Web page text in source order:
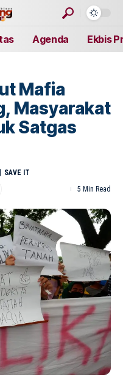
Agenda Ekbis
Mafia
Masyarakat
Satgas
5 Min Read